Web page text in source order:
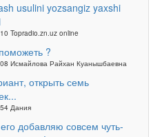
usulini yozsangiz yaxshi
Topradio.zn.uz online
?
Исмайлова Райхан Куанышбаевна
открыть семь
Дания
добавляю совсем чуть-